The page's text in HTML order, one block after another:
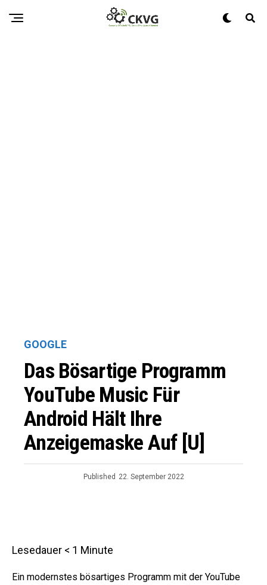
GOOGLE
Das Bösartige Programm
YouTube Music Für
Android Hält Ihre
Anzeigemaske Auf [U]
Published 22. September 2022
Lesedauer < 1 Minute
Ein modernstes bösartiges Programm mit der YouTube